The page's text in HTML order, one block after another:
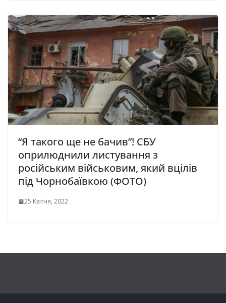
“Я такого ще не бачив”! СБУ
оприлюднили листування з
російським військовим, який вцілів
під Чорнобаївкою (ФОТО)
25 Квітня, 2022